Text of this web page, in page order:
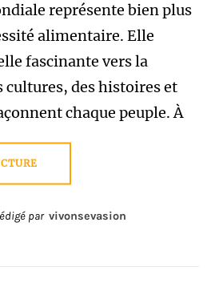
représente bien plus
alimentaire. Elle
fascinante vers la
cultures, des histoires et
chaque peuple. À
par vivonsevasion